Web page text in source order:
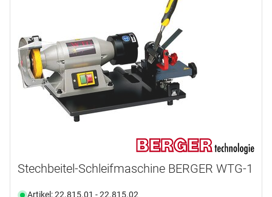
Stechbeitel-Schleifmaschine BERGER WTG-1
Artikel: 22.815.01 - 22.815.02